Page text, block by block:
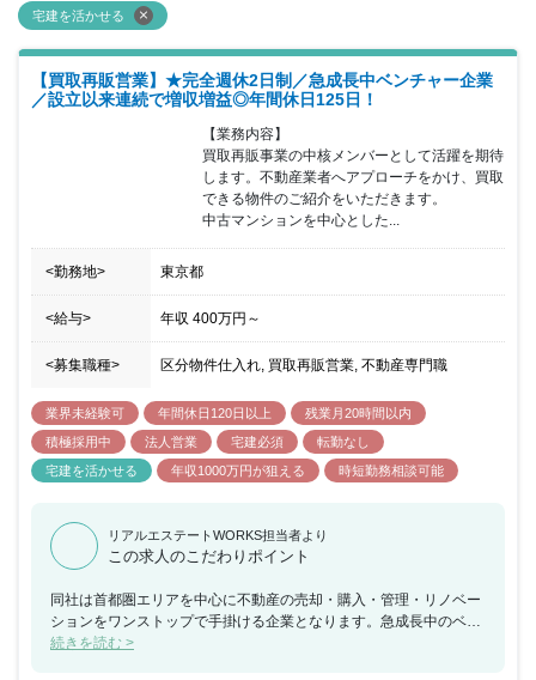
宅建を活かせる
【買取再販営業】★完全週休2日制／急成長中ベンチャー企業
／設立以来連続で増収増益◎年間休日125日！
【業務内容】
買取再販事業の中核メンバーとして活躍を期待
します。不動産業者へアプローチをかけ、買取
できる物件のご紹介をいただきます。
中古マンションを中心とした...
<勤務地> 東京都
<給与> 年収 400万円 ～
<募集職種> 区分物件仕入れ, 買取再販営業, 不動産専門職
業界未経験可 年間休日120日以上
残業月20時間以内
積極採用中
法人営業 宅建必須
転勤なし
宅建を活かせる
年収1000万円が狙える 時短勤務相談可能
リアルエステートWORKS担当者より
この求人のこだわりポイント
同社は首都圏エリアを中心に不動産の売却・購入・管理・リノベー
ションをワンストップで手掛ける企業となります。急成長中のベン
チャー企業として、創業以来7期連続で増収・増益を続けておりま
続きを読む >